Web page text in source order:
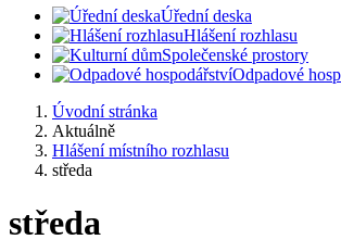
Úřední deska
Hlášení rozhlasu
Společenské prostory
Odpadové
Úvodní stránka
Aktuálně
Hlášení místního rozhlasu
středa
středa